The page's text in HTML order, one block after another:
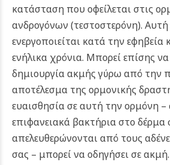
κατάσταση που οφείλεται στις
ανδρογόνων (τεστοστερόνη).
ενεργοποιείται κατά την εφηβεία
ενήλικα χρόνια. Μπορεί επίσης
δημιουργία ακμής γύρω από την
αποτέλεσμα της ορμονικής
ευαισθησία σε αυτή την ορμόνη
επιφανειακά βακτήρια στο δέρμα
απελευθερώνονται από τους
σας – μπορεί να οδηγήσει σε ακμή.